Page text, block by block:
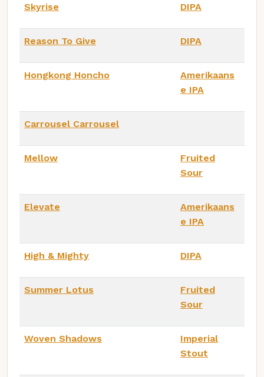
Skyrise DIPA
Reason To Give DIPA
Hongkong Honcho
Amerikaans
e IPA
Carrousel Carrousel
Mellow
Fruited
Sour
Elevate
Amerikaans
e IPA
High & Mighty DIPA
Summer Lotus
Fruited
Sour
Woven Shadows
Imperial
Stout